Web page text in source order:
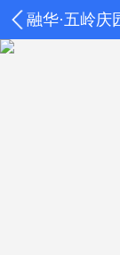
融华·五岭庆
详情